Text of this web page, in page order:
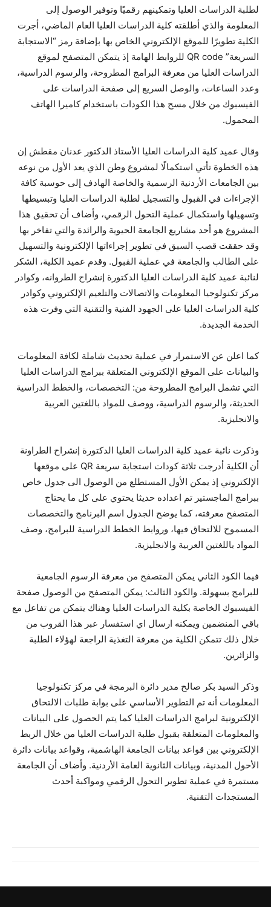
لطلبة الدراسات العليا وتمكينهم رقميًا وتوفير الوصول إلى
المعلومة والذي أطلقته كلية الدراسات العليا العام الماضي، أجرت
الكلية تطويرًا للموقع الإلكتروني الخاص بها بإضافة رمز “الاستجابة
السريعة” QR code للروابط الهامة إذ يتمكن المتصفح لموقع
الدراسات العليا من معرفة البرامج المطروحة، والرسوم الدراسية،
وعدد الساعات، والوصل السريع إلى صفحة الدراسات على
الفيسبوك من خلال مسح هذا الكودات باستخدام كاميرا الهاتف
المحمول.
وقال عميد كلية الدراسات العليا الأستاذ الدكتور عدنان مقطش إن
هذه الخطوة تأتي استكمالًا لمشروع وطن الذي يعد الأول من نوعه
بين الجامعات الأردنية الرسمية والخاصة الهادف إلى حوسبة كافة
الإجراءات في القبول والتسجيل لطلبة الدراسات العليا وتبسيطها
وتسهيلها واستكمال عملية التحول الرقمي، وأضاف أن تحقيق هذا
المشروع هو أحد مشاريع الجامعة الحيوية والرائدة والتي تفاخر بها
وقد حققت قصب السبق في تطوير إجراءاتها الإلكترونية والتسهيل
على الطالب والجامعة في عملية القبول. وقدم عميد الكلية، الشكر
لنائبة عميد كلية الدراسات العليا الدكتورة إنشراح الطروانه، وكوادر
مركز تكنولوجيا المعلومات والاتصالات والتلعيم الإلكتروني وكوادر
كلية الدراسات العليا على الجهود الفنية والتقنية التي وفرت هذه
الخدمة الجديدة.
كما اعلن عن الاستمرار في عملية تحديث شاملة لكافة المعلومات
والبيانات على الموقع الإلكتروني المتعلقة ببرامج الدراسات العليا
التي تشمل البرامج المطروحة من: التخصصات، والخطط الدراسية
الحديثة، والرسوم الدراسية، ووصف للمواد باللغتين العربية
والانجليزية.
وذكرت نائبة عميد كلية الدراسات العليا الدكتورة إنشراح الطراونة
أن الكلية أدرجت ثلاثة كودات استجابة سريعة QR على موقعها
الإلكتروني إذ يمكن الأول المستطلع من الوصول الى جدول خاص
ببرامج الماجستير تم اعداده حديثا يحتوي على كل ما يحتاج
المتصفح معرفته، كما يوضح الجدول اسم البرنامج والتخصصات
المسموح للالتحاق فيها، وروابط الخطط الدراسية للبرامج، وصف
المواد باللغتين العربية والانجليزية.
فيما الكود الثاني يمكن المتصفح من معرفة الرسوم الجامعية
للبرامج بسهولة. والكود الثالث: يمكن المتصفح من الوصول صفحة
الفيسبوك الخاصة بكلية الدراسات العليا وهناك يتمكن من تفاعل مع
باقي المنضمين ويمكنه ارسال اي استفسار عبر هذا القروب من
خلال ذلك تتمكن الكلية من معرفة التغذية الراجعة لهؤلاء الطلبة
والزائرين.
وذكر السيد بكر صالح مدير دائرة البرمجة في مركز تكنولوجيا
المعلومات أنه تم التطوير الأساسي على بوابة طلبات الالتحاق
الإلكترونية لبرامج الدراسات العليا كما يتم الحصول على البيانات
والمعلومات المتعلقة بقبول طلبة الدراسات العليا من خلال الربط
الإلكتروني بين قواعد بيانات الجامعة الهاشمية، وقواعد بيانات دائرة
الأحول المدنية، وبيانات الثانوية العامة الأردنية. وأضاف أن الجامعة
مستمرة في عملية تطوير التحول الرقمي ومواكبة أحدث
المستجدات التقنية.